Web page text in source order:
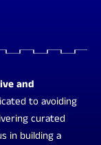
and
to avoiding
curated
in building a